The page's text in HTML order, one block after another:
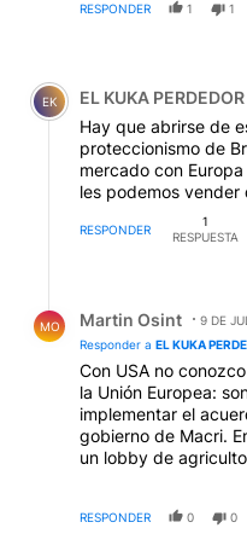
RESPONDER 1 1
Comentario de EL KUKA
EK EL KUKA PERDEDOR
Hay que abrirse de
proteccionismo de
mercado con
les podemos vender
RESPONDER
1
RESPUESTA
MO Martin Osint
9 DE
Responder a EL KUKA
Con USA no
la Unión Europea:
implementar el
gobierno de Macri.
un lobby de
romper con el
hacer pues eso
RESPONDER 0 0